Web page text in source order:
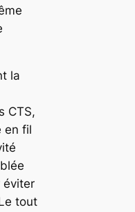
la
CTS,
en fil
éviter
tout